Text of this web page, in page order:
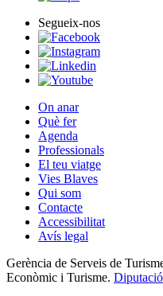
Segueix-nos
On anar
Què fer
Agenda
Professionals
El teu viatge
Vies Blaves
Qui som
Contacte
Accessibilitat
Avís legal
Gerència de Serveis de
Econòmic i Turisme.